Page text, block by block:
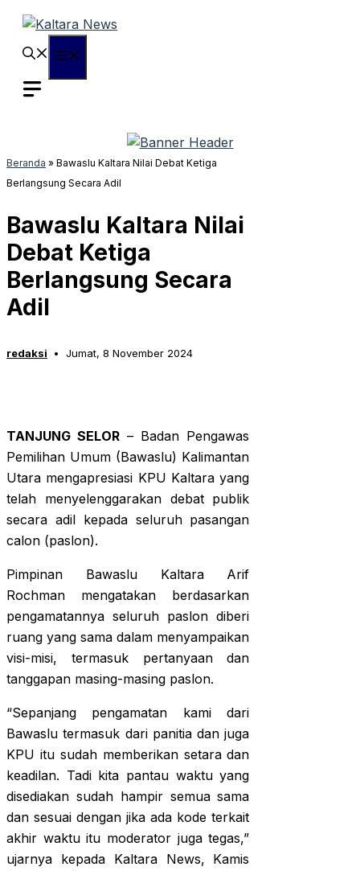
Langsung
Beranda » Bawaslu Kaltara Nilai Debat Ketiga
Berlangsung Secara Adil
Bawaslu Kaltara Nilai
Debat Ketiga
Berlangsung Secara
Adil
redaksi Jumat, 8 November 2024
TANJUNG SELOR – Badan Pengawas
Pemilihan Umum (Bawaslu) Kalimantan
Utara mengapresiasi KPU Kaltara yang
telah menyelenggarakan debat publik
secara adil kepada seluruh pasangan
calon (paslon).
Pimpinan Bawaslu Kaltara Arif
Rochman mengatakan berdasarkan
pengamatannya seluruh paslon diberi
ruang yang sama dalam menyampaikan
visi-misi, termasuk pertanyaan dan
tanggapan masing-masing paslon.
“Sepanjang pengamatan kami dari
Bawaslu termasuk dari panitia dan juga
KPU itu sudah memberikan setara dan
keadilan. Tadi kita pantau waktu yang
disediakan sudah hampir semua sama
dan sesuai dengan jika ada kode terkait
akhir waktu itu moderator juga tegas,”
ujarnya kepada Kaltara News, Kamis